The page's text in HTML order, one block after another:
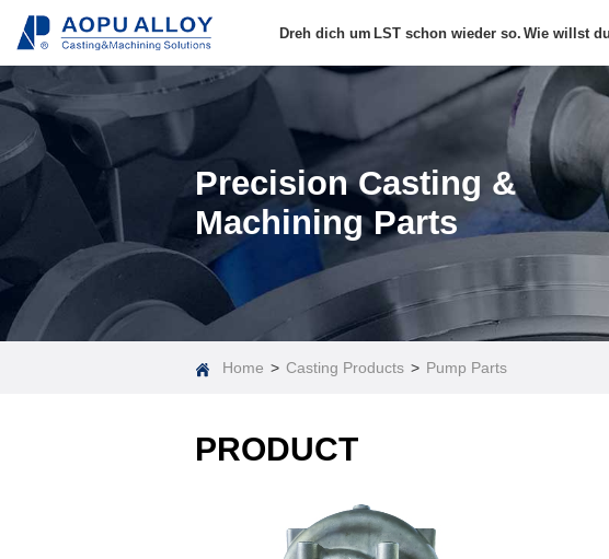
Dreh dich um LST schon wieder so. Wie willst
Precision Casting &
Machining Parts
Home > Casting Products > Pump Parts
PRODUCT